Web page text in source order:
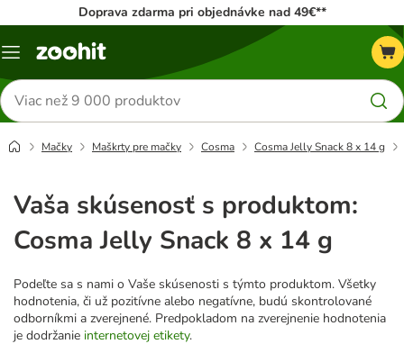
Doprava zdarma pri objednávke nad 49€**
Kategórie
Hľadať
produkty
Mačky Maškrty pre mačky Cosma Cosma Jelly Snack 8 x 14 g
Vaša skúsenosť s produktom:
Cosma Jelly Snack 8 x 14 g
Podeľte sa s nami o Vaše skúsenosti s týmto produktom. Všetky
hodnotenia, či už pozitívne alebo negatívne, budú skontrolované
odborníkmi a zverejnené. Predpokladom na zverejnenie hodnotenia
je dodržanie internetovej etikety.